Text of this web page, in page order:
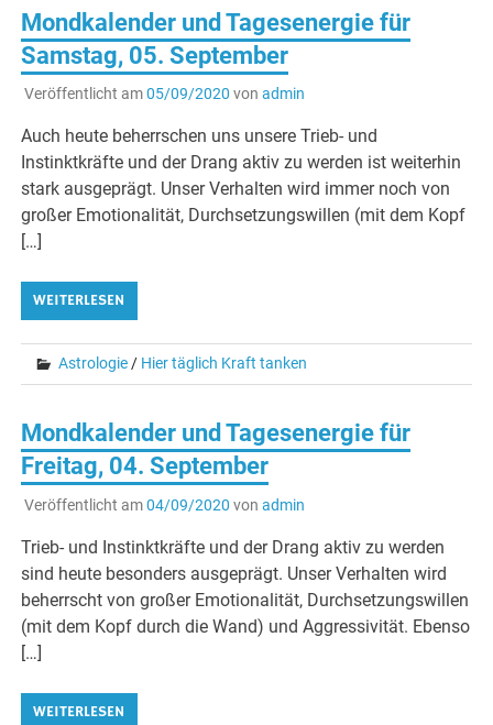
Mondkalender und Tagesenergie für
Samstag, 05. September
Veröffentlicht am05/09/2020 von admin
Auch heute beherrschen uns unsere Trieb- und
Instinktkräfte und der Drang aktiv zu werden ist weiterhin
stark ausgeprägt. Unser Verhalten wird immer noch von
großer Emotionalität, Durchsetzungswillen (mit dem Kopf
[…]
WEITERLESEN
Astrologie/ Hier täglich Kraft tanken
Mondkalender und Tagesenergie für
Freitag, 04. September
Veröffentlicht am04/09/2020 von admin
Trieb- und Instinktkräfte und der Drang aktiv zu werden
sind heute besonders ausgeprägt. Unser Verhalten wird
beherrscht von großer Emotionalität, Durchsetzungswillen
(mit dem Kopf durch die Wand) und Aggressivität. Ebenso
[…]
WEITERLESEN